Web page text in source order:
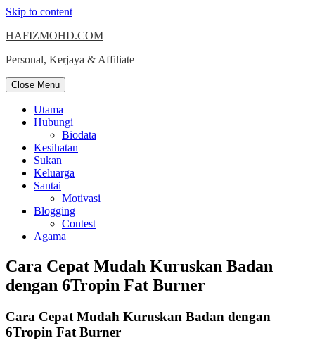
Skip to content
HAFIZMOHD.COM
Personal, Kerjaya & Affiliate
Close Menu
Utama
Hubungi
Biodata
Kesihatan
Sukan
Keluarga
Santai
Motivasi
Blogging
Contest
Agama
Cara Cepat Mudah Kuruskan Badan
dengan 6Tropin Fat Burner
Cara Cepat Mudah Kuruskan Badan dengan
6Tropin Fat Burner